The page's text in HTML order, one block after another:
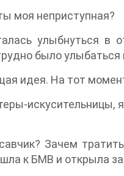
моя неприступная?
улыбнуться в
было улыбаться
идея. На тот
искусительницы,
Зачем
к БМВ и открыла